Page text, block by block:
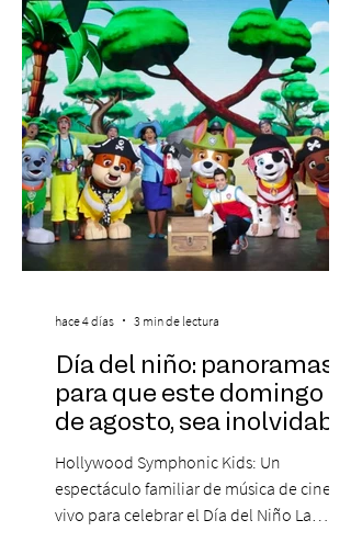
de Monos – Reflexiones de la Selva
Corporativa, del autor Mauricio Eduardo
Medina, ha trascendido el ámbito editorial
Día del niño: panoramas
para que este domingo 09
de agosto, sea inolvidable
Hollywood Symphonic Kids: Un
espectáculo familiar de música de cine en
vivo para celebrar el Día del Niño La
hace 4 días 3 min de lectura